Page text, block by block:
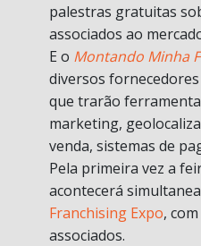
palestras gratuitas
associados ao
E o Montando Minha
diversos
que trarão
marketing,
venda, sistemas de
Pela primeira vez a
acontecerá
Franchising Expo,
associados.